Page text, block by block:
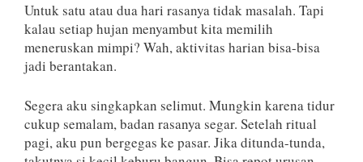
Untuk satu atau dua hari rasanya tidak masalah. Tapi
kalau setiap hujan menyambut kita memilih
meneruskan mimpi? Wah, aktivitas harian bisa-bisa
jadi berantakan.
Segera aku singkapkan selimut. Mungkin karena tidur
cukup semalam, badan rasanya segar. Setelah ritual
pagi, aku pun bergegas ke pasar. Jika ditunda-tunda,